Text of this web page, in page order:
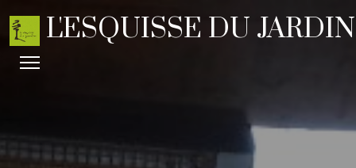
L'ESQUISSE DU